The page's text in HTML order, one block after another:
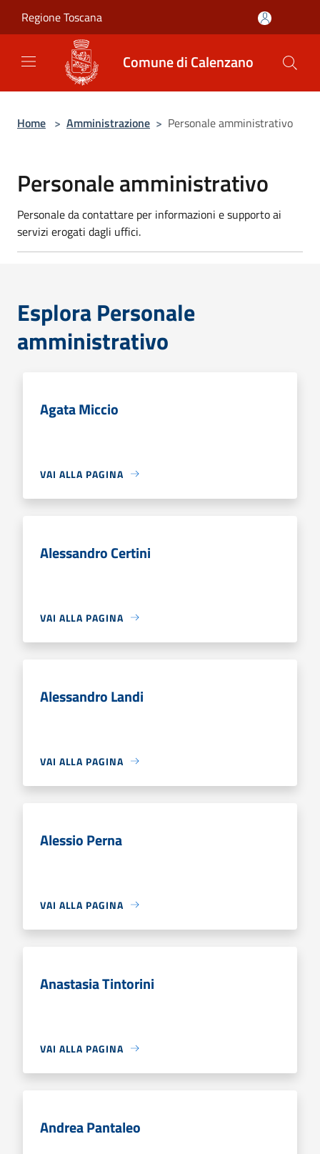
Regione Toscana
Comune di Calenzano
Home > Amministrazione > Personale amministrativo
Personale amministrativo
Personale da contattare per informazioni e supporto ai
servizi erogati dagli uffici.
Esplora Personale
amministrativo
Agata Miccio
VAI ALLA PAGINA
Alessandro Certini
VAI ALLA PAGINA
Alessandro Landi
VAI ALLA PAGINA
Alessio Perna
VAI ALLA PAGINA
Anastasia Tintorini
VAI ALLA PAGINA
Andrea Pantaleo